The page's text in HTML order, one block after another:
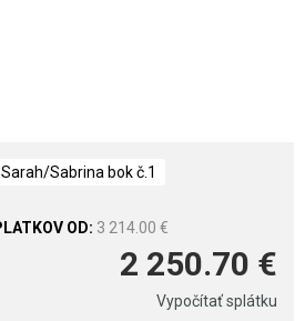
Sarah/Sabrina bok č.1
3 214.00 €
2 250.70 €
Vypočítať splátku